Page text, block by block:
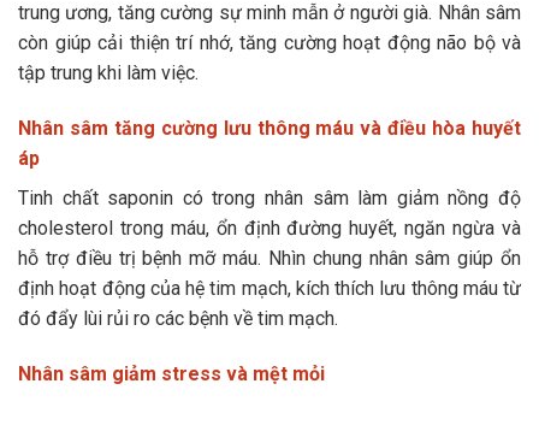
trung ương, tăng cường sự minh mẫn ở người già. Nhân sâm
còn giúp cải thiện trí nhớ, tăng cường hoạt động não bộ và
tập trung khi làm việc.
Nhân sâm tăng cường lưu thông máu và điều hòa huyết
áp
Tinh chất saponin có trong nhân sâm làm giảm nồng độ
cholesterol trong máu, ổn định đường huyết, ngăn ngừa và
hỗ trợ điều trị bệnh mỡ máu. Nhìn chung nhân sâm giúp ổn
định hoạt động của hệ tim mạch, kích thích lưu thông máu từ
đó đẩy lùi rủi ro các bệnh về tim mạch.
Nhân sâm giảm stress và mệt mỏi